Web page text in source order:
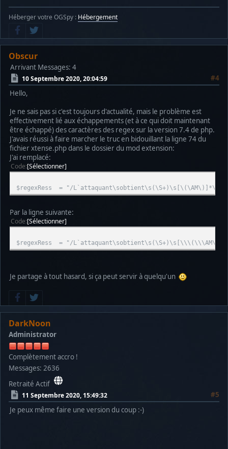
Héberger votre OGSpy : Hébergement
Obscur
Arrivant Messages: 4
10 Septembre 2020, 20:04:59
#4
Hello,
Je ne sais pas si c'est toujours d'actualité, mais le problème est
effectivement lié aux échappements (et à ce qui doit maintenant
être échappé) des caractères des regex sur la version 7.4 de php.
J'avais réussi à faire marcher le truc en bidouillant la ligne 74 du
fichier xtense.php dans le dossier du mod extension:
J'ai remplacé:
Code Sélectionner
$regexRess = "/
Par la ligne suivante:
Code Sélectionner
$regexRess = "/
Je partage à tout hasard, si ça peut servir à quelqu'un
DarkNoon
Administrator
Complètement accro !
Messages: 2636
Retraité Actif
11 Septembre 2020, 15:49:32
#5
Je peux même faire une version du coup :-)